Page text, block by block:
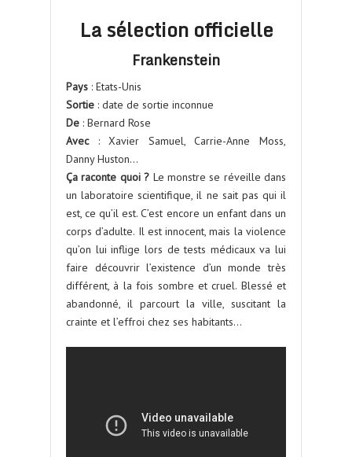
La sélection officielle
Frankenstein
Pays : Etats-Unis
Sortie : date de sortie inconnue
De : Bernard Rose
Avec: Xavier Samuel, Carrie-Anne Moss,
Danny Huston…
Ça raconte quoi ? Le monstre se réveille dans
un laboratoire scientifique, il ne sait pas qui il
est, ce qu’il est. C’est encore un enfant dans un
corps d’adulte. Il est innocent, mais la violence
qu’on lui inflige lors de tests médicaux va lui
faire découvrir l’existence d’un monde très
différent, à la fois sombre et cruel. Blessé et
abandonné, il parcourt la ville, suscitant la
crainte et l’effroi chez ses habitants…